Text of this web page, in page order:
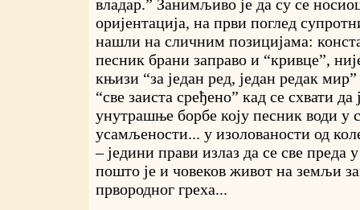
владар.” Занимљиво је да су се
оријентација, на први поглед
нашли на сличним позицијама:
песник брани заправо и “кривце”,
књизи “за један ред, један редак мир”
“све заиста сређено” кад се схвати
унутрашње борбе коју песник води у
усамљености... у изолованости од
– једини прави излаз да се све преда
пошто је и човеков живот на земљи
првородног греха...